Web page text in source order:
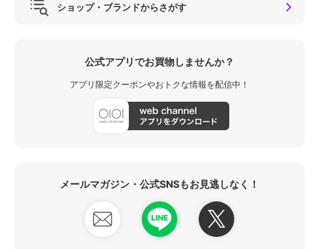
ショップ・ブランドからさがす
公式アプリでお買物しませんか？
アプリ限定クーポンやおトクな情報を配信中！
メールマガジン・公式SNSもお見逃しなく！